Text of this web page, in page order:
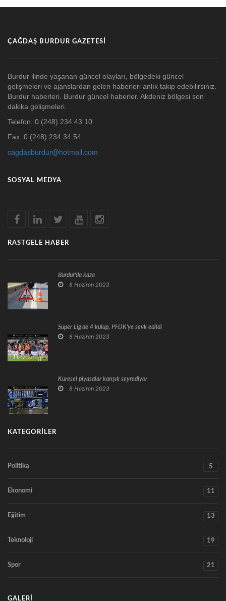
ÇAĞDAŞ BURDUR GAZETESI
Burdur ilinde yaşanan güncel olayları, bölgedeki güncel
gelişmeleri ve ajanslardan gelen haberleri anlık takip edebilirsiniz.
Burdur haberleri. Burdur güncel haberler. Akdeniz bölgesi son
dakika gelişmeleri.
Telefon: 0 (248) 234 43 10
Fax: 0 (248) 234 34 54
cagdasburdur@hotmail.com
SOSYAL MEDYA
RASTGELE HABER
Burdur'da kaza
8 Haziran 2023
Süper Lig'de 4 kulüp, PFDK'ye sevk edildi
8 Haziran 2023
Küresel piyasalar karışık seyrediyor
8 Haziran 2023
KATEGORILER
Politika 5
Ekonomi 11
Eğitim 13
Teknoloji 19
Spor 21
GALERI